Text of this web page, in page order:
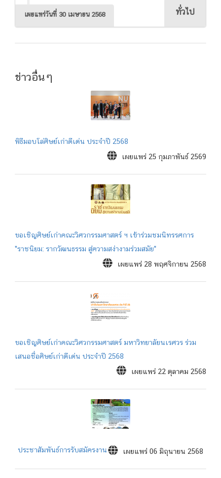
เผยแพร่วันที่ 30 เมษายน 2568
ทั่วไป
ข่าวอื่นๆ
พิธีมอบโล่ศิษย์เก่าดีเด่น ประจำปี 2568
เผยแพร่ 25 กุมภาพันธ์ 2569
ขอเชิญศิษย์เก่าคณะวิศวกรรมศาสตร์ ฯ เข้าร่วมชมนิทรรศการ
"ราชนิยม: รากวัฒนธรรม สู่ความสง่างามร่วมสมัย"
เผยแพร่ 28 พฤศจิกายน 2568
ขอเชิญศิษย์เก่าคณะวิศวกรรมศาสตร์ มหาวิทยาลัยนเรศวร ร่วม
เสนอชื่อศิษย์เก่าดีเด่น ประจำปี 2568
เผยแพร่ 22 ตุลาคม 2568
ประชาสัมพันธ์การรับสมัครงาน เผยแพร่ 06 มิถุนายน 2568